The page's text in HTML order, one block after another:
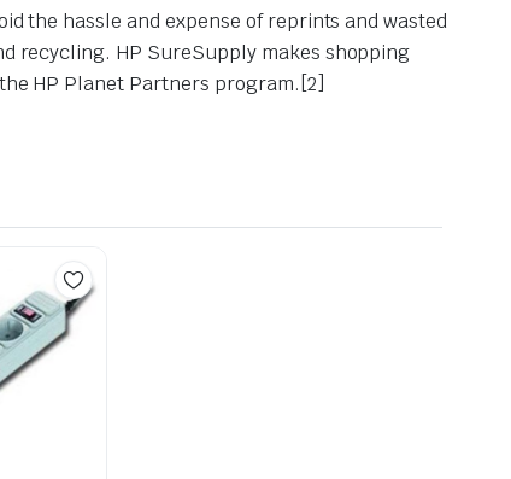
the hassle and expense of reprints and wasted
recycling. HP SureSupply makes shopping
HP Planet Partners program.[2]